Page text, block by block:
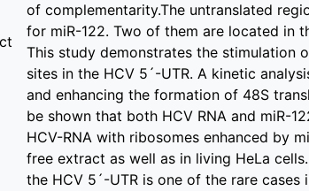
of complementarity.The untranslated
for miR-122. Two of them are located in
This study demonstrates the stimulation
sites in the HCV 5´-UTR. A kinetic
and enhancing the formation of 48S
be shown that both HCV RNA and miR-
HCV-RNA with ribosomes enhanced by
free extract as well as in living HeLa
the HCV 5´-UTR is one of the rare